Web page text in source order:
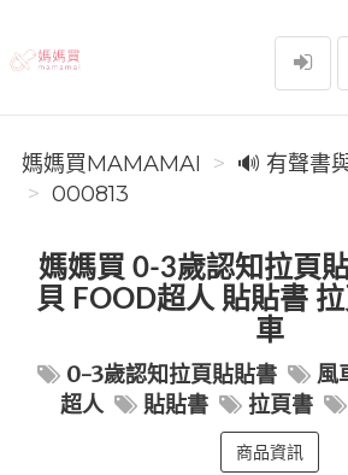
媽媽買MAMAMAI
媽媽買MAMAMAI
🔊 有聲書
000813
媽媽買 0-3歲認知拉頁
貝 FOOD超人 貼貼書
車
0-3歲認知拉頁貼貼書 風
超人
貼貼書 拉頁書
商品資訊